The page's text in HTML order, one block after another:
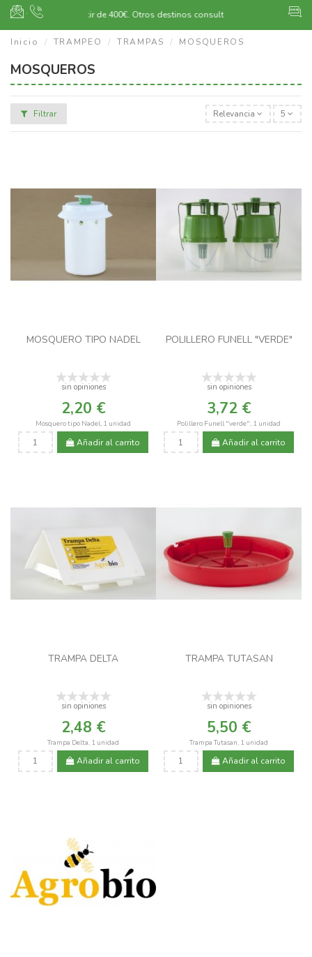
·
Envío gratuito a partir de 400€.Otros destinos consultar
Inicio TRAMPEO TRAMPAS MOSQUEROS
MOSQUEROS
Filtrar Relevancia 5
MOSQUERO TIPO NADEL
sin opiniones
2,20 €
Mosquero tipo Nadel, 1 unidad
Añadir al carrito
POLILLERO FUNELL "VERDE"
sin opiniones
3,72 €
Polillero Funell "verde", 1 unidad
Añadir al carrito
TRAMPA DELTA
sin opiniones
2,48 €
Trampa Delta, 1 unidad
Añadir al carrito
TRAMPA TUTASAN
sin opiniones
5,50 €
Trampa Tutasan, 1 unidad
Añadir al carrito